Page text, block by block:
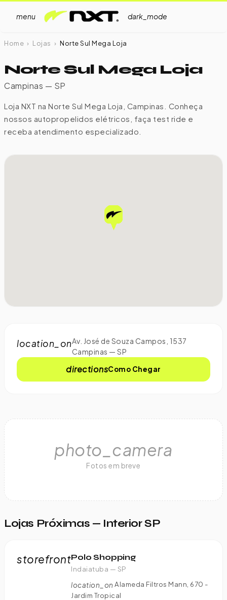
menu dark_mode
Home › Lojas › Norte Sul Mega Loja
Norte Sul Mega Loja
Campinas — SP
Loja NXT na Norte Sul Mega Loja, Campinas. Conheça
nossos autopropelidos elétricos, faça test ride e
receba atendimento especializado.
location_onAv. José de Souza Campos, 1537
Campinas — SP
directionsComo Chegar
photo_camera
Fotos em breve
Lojas Próximas — Interior SP
storefrontPolo Shopping
Indaiatuba — SP
location_on Alameda Filtros Mann, 670 -
Jardim Tropical